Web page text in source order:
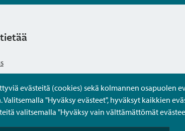
evästeitä (cookies) sekä kolmannen osapuolen
"Hyväksy evästeet", hyväksyt kaikkien
valitsemalla "Hyväksy vain välttämättömät